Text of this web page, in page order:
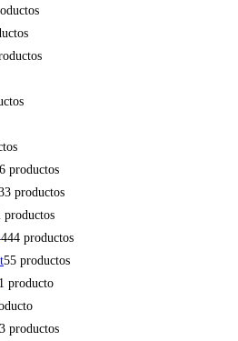
productos
productos
productos
44 productos
55 productos
1 producto
productos